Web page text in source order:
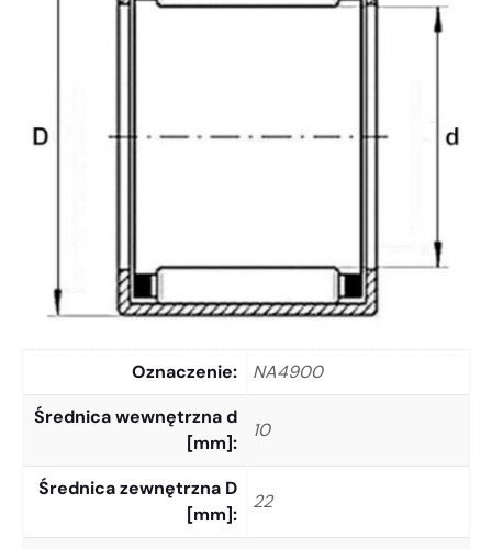
Oznaczenie
NA4900
Średnica wewnętrzna d
[mm]
10
Średnica zewnętrzna D
[mm]
22